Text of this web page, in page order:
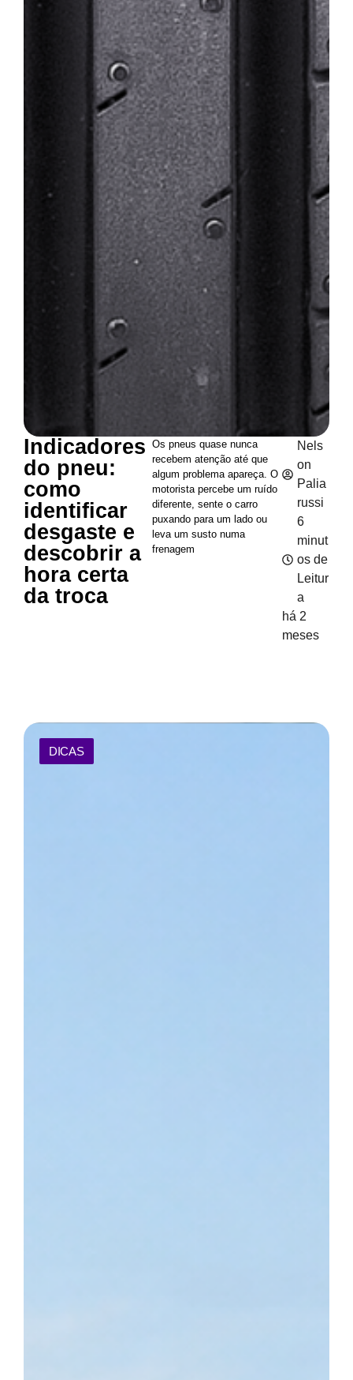
Indicadores
do pneu:
como
identificar
desgaste e
descobrir a
hora certa
da troca
Os pneus quase nunca
recebem atenção até que
algum problema apareça. O
motorista percebe um ruído
diferente, sente o carro
puxando para um lado ou
leva um susto numa
frenagem
Nels
on
Palia
russi
6
minut
os de
Leitur
a
há 2
meses
DICAS